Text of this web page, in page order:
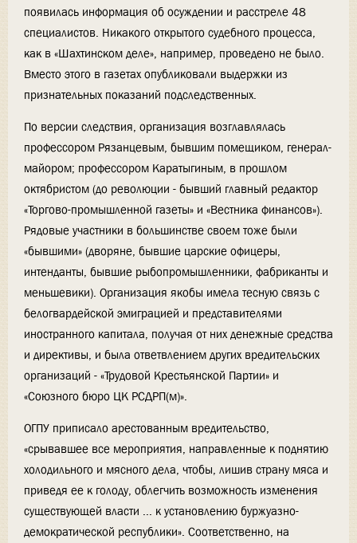
появилась информация об осуждении и расстреле 48
специалистов. Никакого открытого судебного процесса,
как в «Шахтинском деле», например, проведено не было.
Вместо этого в газетах опубликовали выдержки из
признательных показаний подследственных.
По версии следствия, организация возглавлялась
профессором Рязанцевым, бывшим помещиком, генерал-
майором; профессором Каратыгиным, в прошлом
октябристом (до революции - бывший главный редактор
«Торгово-промышленной газеты» и «Вестника финансов»).
Рядовые участники в большинстве своем тоже были
«бывшими» (дворяне, бывшие царские офицеры,
интенданты, бывшие рыбопромышленники, фабриканты и
меньшевики). Организация якобы имела тесную связь с
белогвардейской эмиграцией и представителями
иностранного капитала, получая от них денежные средства
и директивы, и была ответвлением других вредительских
организаций - «Трудовой Крестьянской Партии» и
«Союзного бюро ЦК РСДРП(м)».
ОГПУ приписало арестованным вредительство,
«срывавшее все мероприятия, направленные к поднятию
холодильного и мясного дела, чтобы, лишив страну мяса и
приведя ее к голоду, облегчить возможность изменения
существующей власти ... к установлению буржуазно-
демократической республики». Соответственно, на